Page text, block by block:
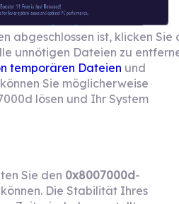
abgeschlossen ist, klicken Sie
unnötigen Dateien zu
temporären Dateien und
Sie möglicherweise
lösen und Ihr System
Sie den 0x8007000d-
Die Stabilität Ihres